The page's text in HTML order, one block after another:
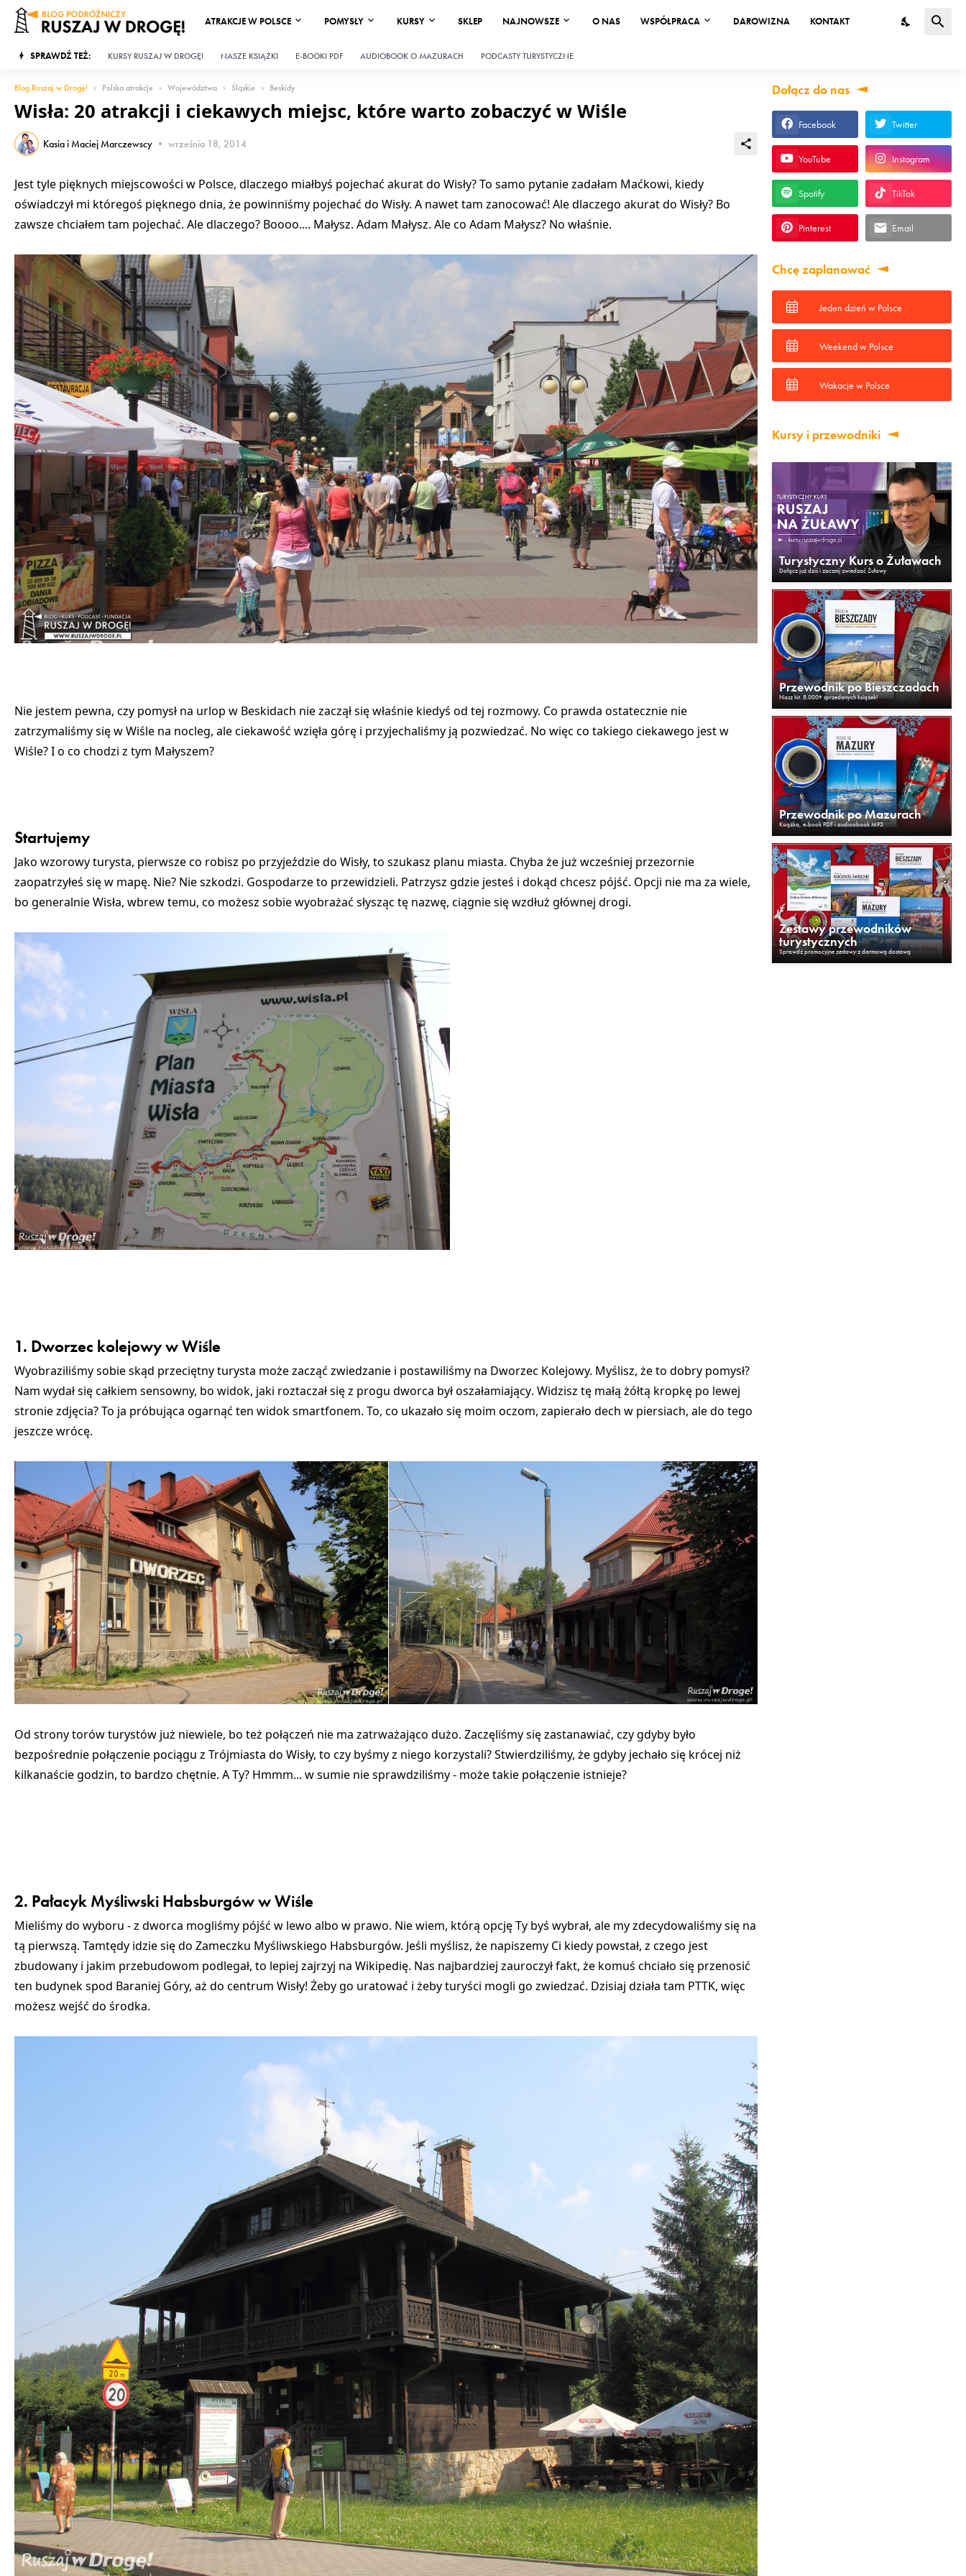
ATRAKCJE W POLSCE POMYSŁY KURSY SKLEP NAJNOWSZE O NAS WSPÓŁPRACA DAROWIZNA KONTAKT
SPRAWDŹ TEŻ: KURSY RUSZAJ W DROGĘ! NASZE KSIĄŻKI E-BOOKI PDF AUDIOBOOK O MAZURACH PODCASTY TURYSTYCZNE
Blog Ruszaj w Drogę! Polska atrakcje Województwa Śląskie Beskidy
Wisła: 20 atrakcji i ciekawych miejsc, które warto zobaczyć w Wiśle
Kasia i Maciej Marczewscy • września 18, 2014
Jest tyle pięknych miejscowości w Polsce, dlaczego miałbyś pojechać akurat do Wisły? To samo pytanie zadałam Maćkowi, kiedy
oświadczył mi któregoś pięknego dnia, że powinniśmy pojechać do Wisły. A nawet tam zanocować! Ale dlaczego akurat do Wisły? Bo
zawsze chciałem tam pojechać. Ale dlaczego? Boooo.... Małysz. Adam Małysz. Ale co Adam Małysz? No właśnie.
Nie jestem pewna, czy pomysł na urlop w Beskidach nie zaczął się właśnie kiedyś od tej rozmowy. Co prawda ostatecznie nie
zatrzymaliśmy się w Wiśle na nocleg, ale ciekawość wzięła górę i przyjechaliśmy ją pozwiedzać. No więc co takiego ciekawego jest w
Wiśle? I o co chodzi z tym Małyszem?
Startujemy
Jako wzorowy turysta, pierwsze co robisz po przyjeździe do Wisły, to szukasz planu miasta. Chyba że już wcześniej przezornie
zaopatrzyłeś się w mapę. Nie? Nie szkodzi. Gospodarze to przewidzieli. Patrzysz gdzie jesteś i dokąd chcesz pójść. Opcji nie ma za wiele,
bo generalnie Wisła, wbrew temu, co możesz sobie wyobrażać słysząc tę nazwę, ciągnie się wzdłuż głównej drogi.
1. Dworzec kolejowy w Wiśle
Wyobraziliśmy sobie skąd przeciętny turysta może zacząć zwiedzanie i postawiliśmy na Dworzec Kolejowy. Myślisz, że to dobry pomysł?
Nam wydał się całkiem sensowny, bo widok, jaki roztaczał się z progu dworca był oszałamiający. Widzisz tę małą żółtą kropkę po lewej
stronie zdjęcia? To ja próbująca ogarnąć ten widok smartfonem. To, co ukazało się moim oczom, zapierało dech w piersiach, ale do tego
jeszcze wrócę.
Od strony torów turystów już niewiele, bo też połączeń nie ma zatrważająco dużo. Zaczęliśmy się zastanawiać, czy gdyby było
bezpośrednie połączenie pociągu z Trójmiasta do Wisły, to czy byśmy z niego korzystali? Stwierdziliśmy, że gdyby jechało się krócej niż
kilkanaście godzin, to bardzo chętnie. A Ty? Hmmm... w sumie nie sprawdziliśmy - może takie połączenie istnieje?
2. Pałacyk Myśliwski Habsburgów w Wiśle
Mieliśmy do wyboru - z dworca mogliśmy pójść w lewo albo w prawo. Nie wiem, którą opcję Ty byś wybrał, ale my zdecydowaliśmy się na
tą pierwszą. Tamtędy idzie się do Zameczku Myśliwskiego Habsburgów. Jeśli myślisz, że napiszemy Ci kiedy powstał, z czego jest
zbudowany i jakim przebudowom podlegał, to lepiej zajrzyj na Wikipedię. Nas najbardziej zauroczył fakt, że komuś chciało się przenosić
ten budynek spod Baraniej Góry, aż do centrum Wisły! Żeby go uratować i żeby turyści mogli go zwiedzać. Dzisiaj działa tam PTTK, więc
możesz wejść do środka.
Dołącz do nas
Facebook Twitter
YouTube Instagram
Spotify TikTok
Pinterest Email
Chcę zaplanować
Jeden dzień w Polsce
Weekend w Polsce
Wakacje w Polsce
Kursy i przewodniki
Turystyczny Kurs o Żuławach
Dołącz już dziś i zacznij zwiedzać Żuławy
Przewodnik po Bieszczadach
Nasz hit. 8.000+ sprzedanych książek!
Przewodnik po Mazurach
Książka, e-book PDF i audioobook MP3
Zestawy przewodników
turystycznych
Sprawdź promocyjne zestawy z darmową dostawą